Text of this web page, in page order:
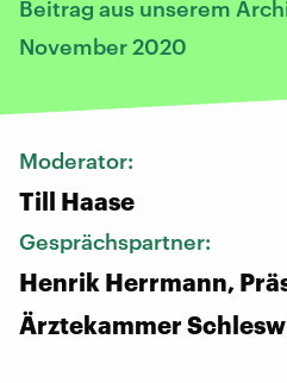
Beitrag aus unserem
November 2020
Moderator:
Till Haase
Gesprächspartner:
Henrik Herrmann,
Ärztekammer